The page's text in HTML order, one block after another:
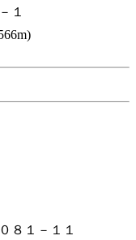
１
)
８１－１１